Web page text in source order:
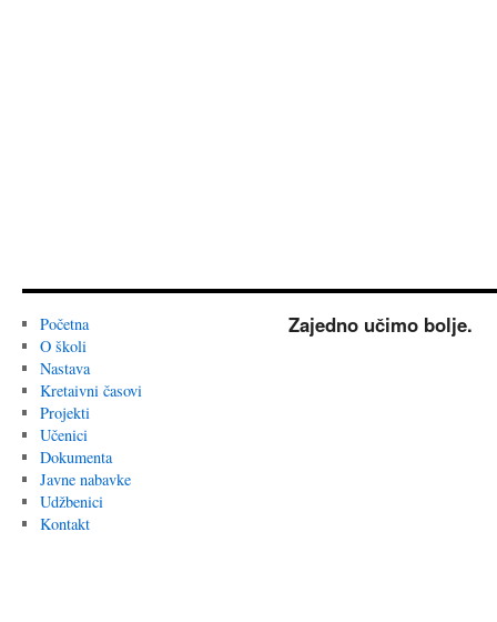
Početna
O školi
Nastava
Kretaivni časovi
Projekti
Učenici
Dokumenta
Javne nabavke
Udžbenici
Kontakt
Zajedno učimo bolje.